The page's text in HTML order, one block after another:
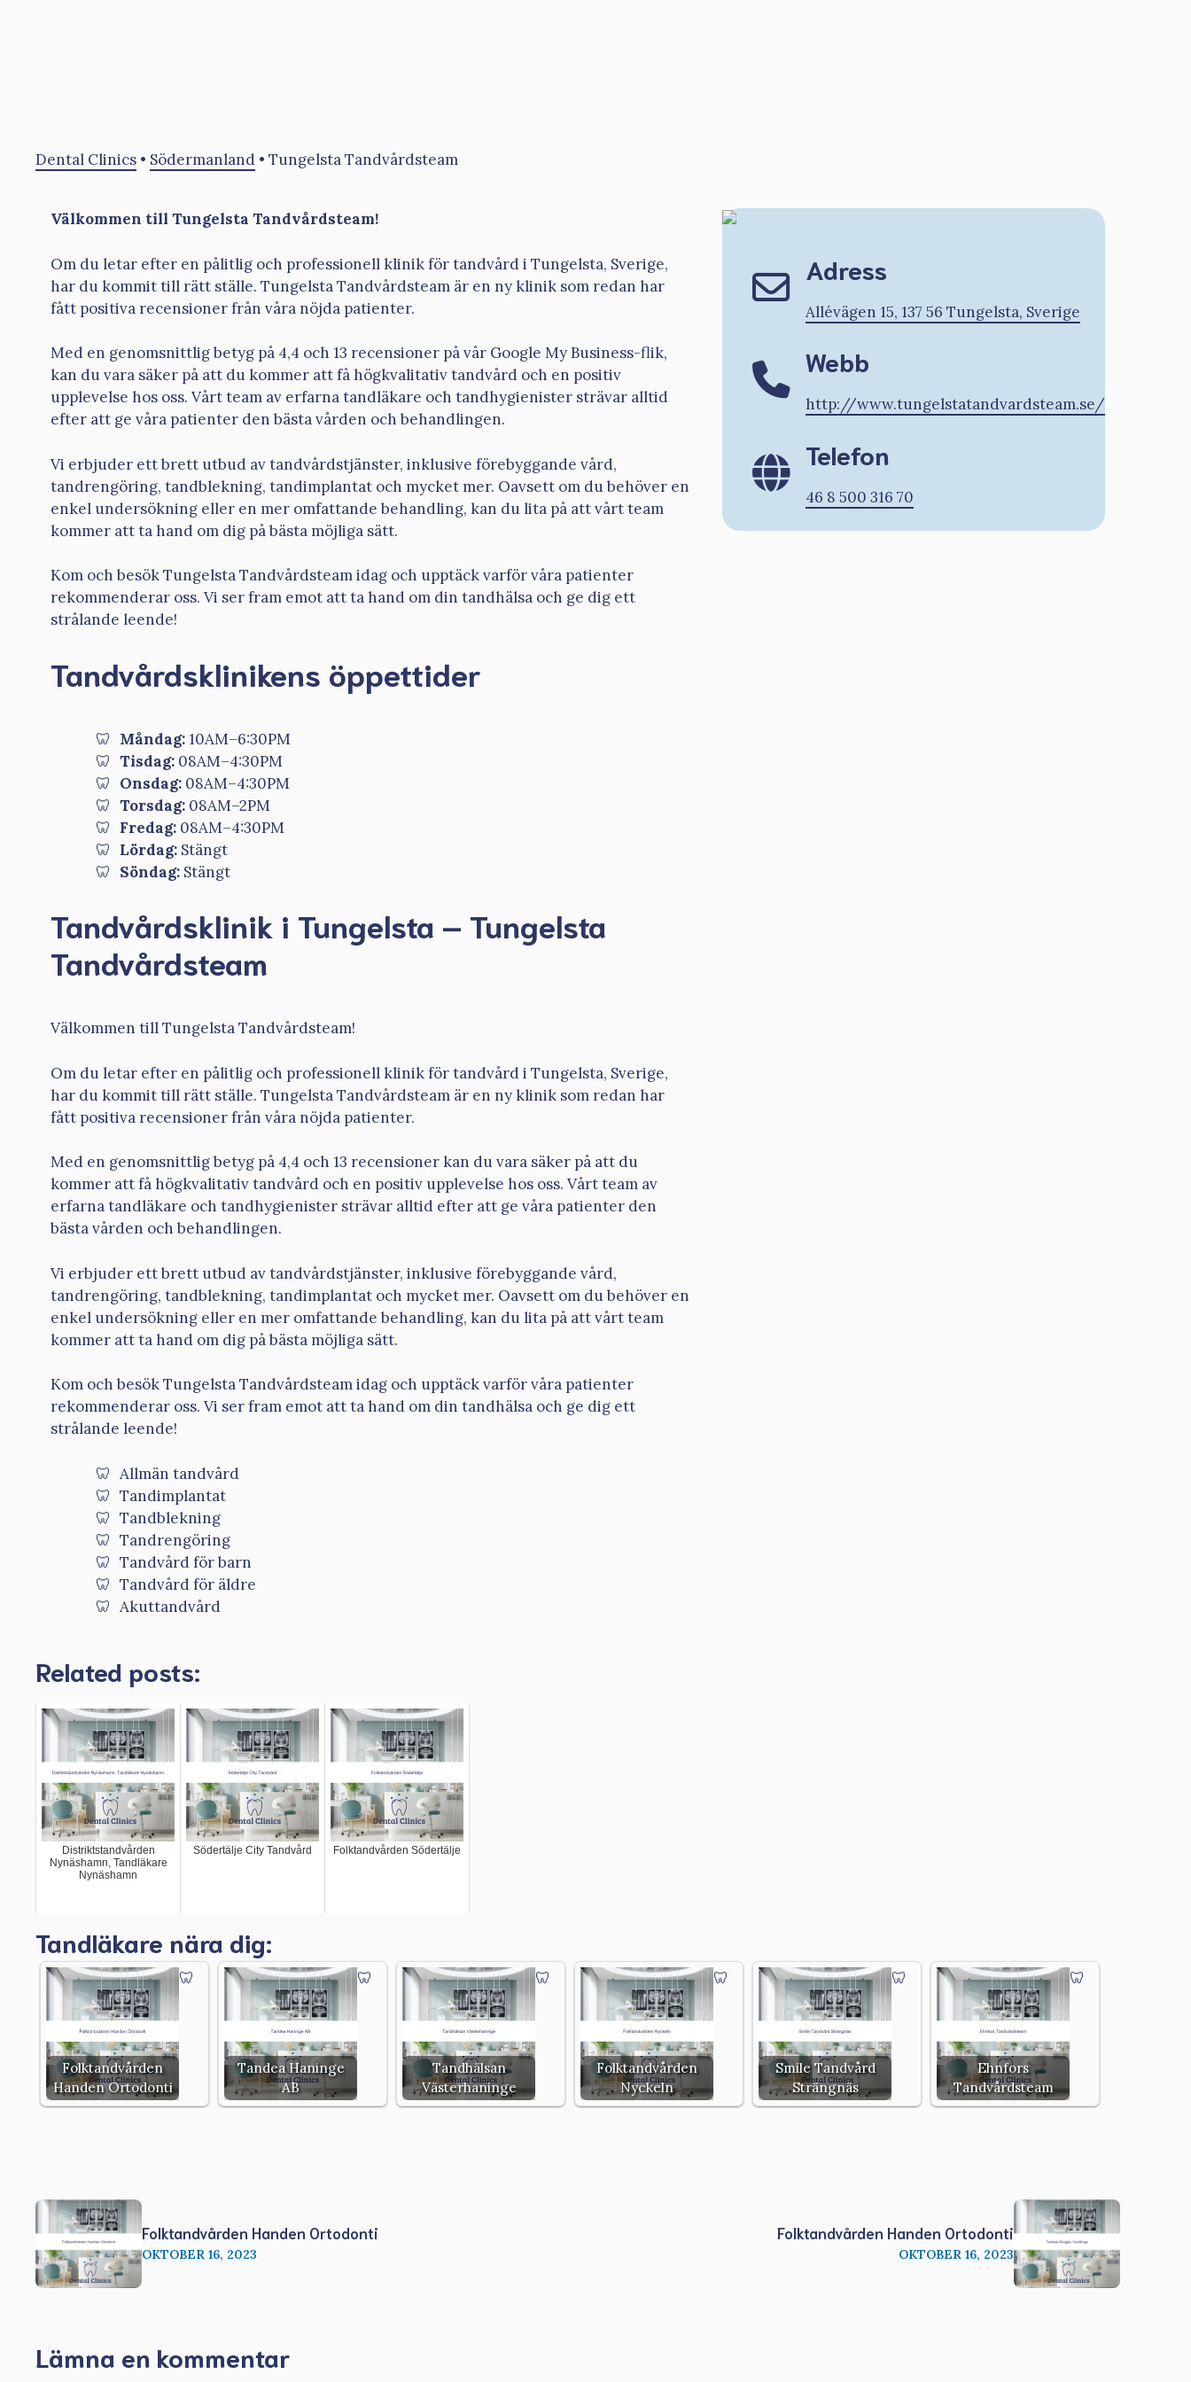
Dental Clinics • Södermanland • Tungelsta Tandvårdsteam
Välkommen till Tungelsta Tandvårdsteam!
Om du letar efter en pålitlig och professionell klinik för tandvård i Tungelsta, Sverige,
har du kommit till rätt ställe. Tungelsta Tandvårdsteam är en ny klinik som redan har
fått positiva recensioner från våra nöjda patienter.
Med en genomsnittlig betyg på 4,4 och 13 recensioner på vår Google My Business-flik,
kan du vara säker på att du kommer att få högkvalitativ tandvård och en positiv
upplevelse hos oss. Vårt team av erfarna tandläkare och tandhygienister strävar alltid
efter att ge våra patienter den bästa vården och behandlingen.
Vi erbjuder ett brett utbud av tandvårdstjänster, inklusive förebyggande vård,
tandrengöring, tandblekning, tandimplantat och mycket mer. Oavsett om du behöver en
enkel undersökning eller en mer omfattande behandling, kan du lita på att vårt team
kommer att ta hand om dig på bästa möjliga sätt.
Kom och besök Tungelsta Tandvårdsteam idag och upptäck varför våra patienter
rekommenderar oss. Vi ser fram emot att ta hand om din tandhälsa och ge dig ett
strålande leende!
Tandvårdsklinikens öppettider
Måndag:10AM–6:30PM
Tisdag: 08AM–4:30PM
Onsdag: 08AM–4:30PM
Torsdag: 08AM–2PM
Fredag: 08AM–4:30PM
Lördag: Stängt
Söndag: Stängt
Tandvårdsklinik i Tungelsta – Tungelsta
Tandvårdsteam
Välkommen till Tungelsta Tandvårdsteam!
Om du letar efter en pålitlig och professionell klinik för tandvård i Tungelsta, Sverige,
har du kommit till rätt ställe. Tungelsta Tandvårdsteam är en ny klinik som redan har
fått positiva recensioner från våra nöjda patienter.
Med en genomsnittlig betyg på 4,4 och 13 recensioner kan du vara säker på att du
kommer att få högkvalitativ tandvård och en positiv upplevelse hos oss. Vårt team av
erfarna tandläkare och tandhygienister strävar alltid efter att ge våra patienter den
bästa vården och behandlingen.
Vi erbjuder ett brett utbud av tandvårdstjänster, inklusive förebyggande vård,
tandrengöring, tandblekning, tandimplantat och mycket mer. Oavsett om du behöver en
enkel undersökning eller en mer omfattande behandling, kan du lita på att vårt team
kommer att ta hand om dig på bästa möjliga sätt.
Kom och besök Tungelsta Tandvårdsteam idag och upptäck varför våra patienter
rekommenderar oss. Vi ser fram emot att ta hand om din tandhälsa och ge dig ett
strålande leende!
Allmän tandvård
Tandimplantat
Tandblekning
Tandrengöring
Tandvård för barn
Tandvård för äldre
Akuttandvård
Adress
Allévägen 15, 137 56 Tungelsta, Sverige
Webb
http://www.tungelstatandvardsteam.se/
Telefon
46 8 500 316 70
Related posts:
Distriktstandvården
Nynäshamn, Tandläkare
Nynäshamn
Södertälje City Tandvård Folktandvården Södertälje
Tandläkare nära dig:
Folktandvården
Handen Ortodonti
Tandea Haninge
AB
Tandhälsan
Västerhaninge
Folktandvården
Nyckeln
Smile Tandvård
Strängnäs
Ehnfors
Tandvårdsteam
Folktandvården Handen Ortodonti
OKTOBER 16, 2023
Folktandvården Handen Ortodonti
OKTOBER 16, 2023
Lämna en kommentar